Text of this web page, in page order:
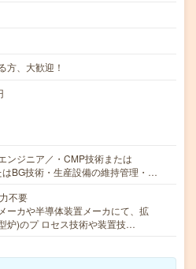
方、大歓迎！
ンジニア／・CMP技術または
BG技術・生産設備の維持管理・…
不要
ーカや半導体装置メーカにて、拡
炉)のプ ロセス技術や装置技…